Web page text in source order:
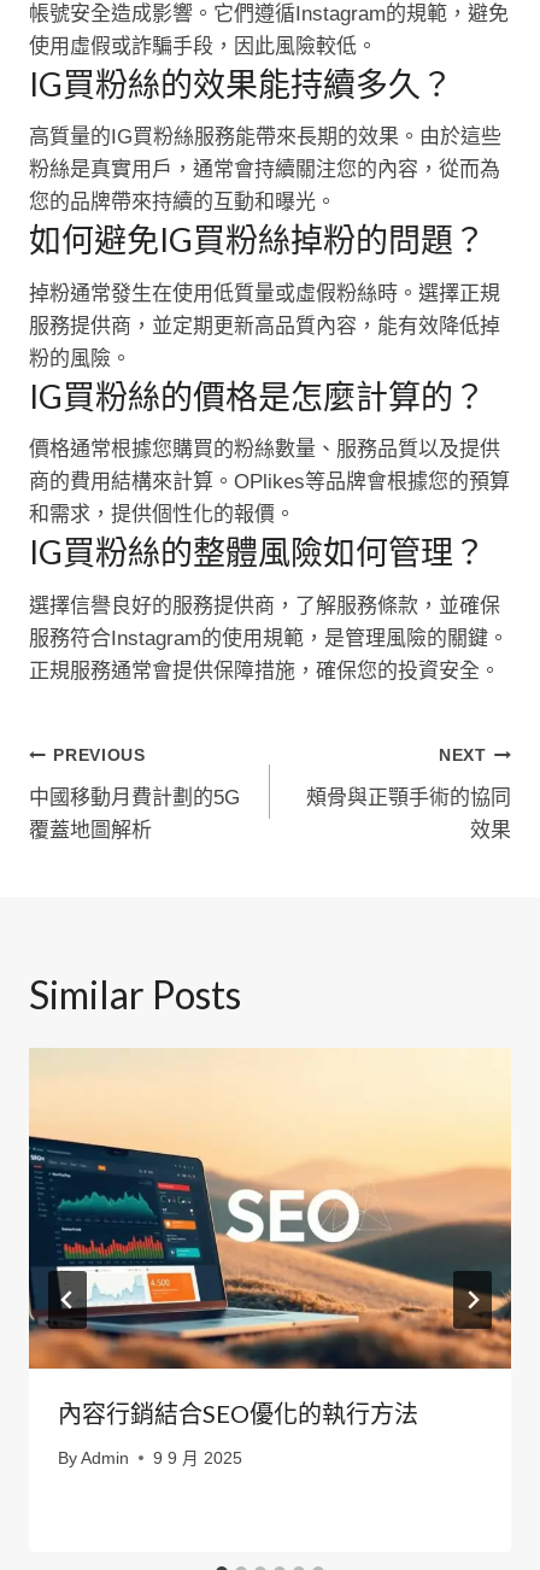
帳號安全造成影響。它們遵循Instagram的規範，避免
使用虛假或詐騙手段，因此風險較低。
IG買粉絲的效果能持續多久？
高質量的IG買粉絲服務能帶來長期的效果。由於這些
粉絲是真實用戶，通常會持續關注您的內容，從而為
您的品牌帶來持續的互動和曝光。
如何避免IG買粉絲掉粉的問題？
掉粉通常發生在使用低質量或虛假粉絲時。選擇正規
服務提供商，並定期更新高品質內容，能有效降低掉
粉的風險。
IG買粉絲的價格是怎麼計算的？
價格通常根據您購買的粉絲數量、服務品質以及提供
商的費用結構來計算。OPlikes等品牌會根據您的預算
和需求，提供個性化的報價。
IG買粉絲的整體風險如何管理？
選擇信譽良好的服務提供商，了解服務條款，並確保
服務符合Instagram的使用規範，是管理風險的關鍵。
正規服務通常會提供保障措施，確保您的投資安全。
文
章
PREVIOUS
中國移動月費計劃的5G
覆蓋地圖解析
NEXT
頰骨與正顎手術的協同
效果
Similar Posts
內容行銷結合SEO優化的執行方法
By Admin 9 9 月 2025